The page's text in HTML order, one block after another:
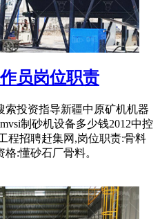
员岗位职责
索投资指导新疆中原矿机机器
制砂机设备多少钱2012中控
程招聘赶集网,岗位职责:骨料
:懂砂石厂骨料。